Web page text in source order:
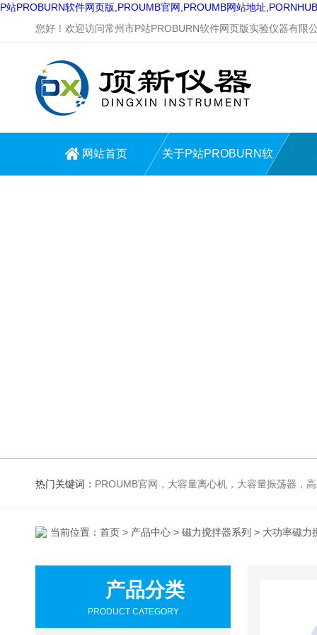
P站PROBURN软件网页版,PROUMB官网,PROUMB网站地址
您好！欢迎访问常州市P站PROBURN软件网页版实验仪器有限公
网站首页 关于P站PROBURN软
热门关键词： PROUMB官网，大容量离心机，大容量振荡器，高速冷冻离心机，生化、光照、振荡培养箱，磁力搅拌器
当前位置： 首页 > 产品中心 > 磁力搅拌器系列 > 大功率磁力
产品分类
PRODUCT CATEGORY